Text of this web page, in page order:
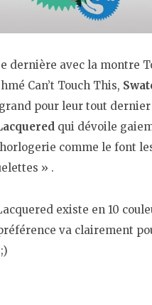
dernière avec la montre
Can’t Touch This,
pour leur tout
qui dévoile
comme le font
» .
existe en 10
va clairement